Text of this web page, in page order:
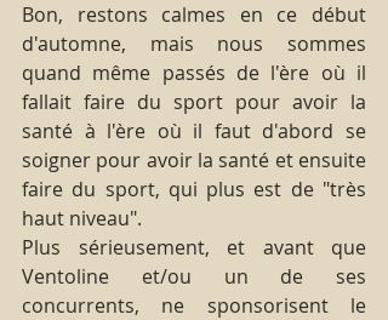
Bon, restons calmes en ce début
d'automne, mais nous sommes
quand même passés de l'ère où il
fallait faire du sport pour avoir la
santé à l'ère où il faut d'abord se
soigner pour avoir la santé et ensuite
faire du sport, qui plus est de "très
haut niveau".
Plus sérieusement, et avant que
Ventoline et/ou un de ses
concurrents, ne sponsorisent le